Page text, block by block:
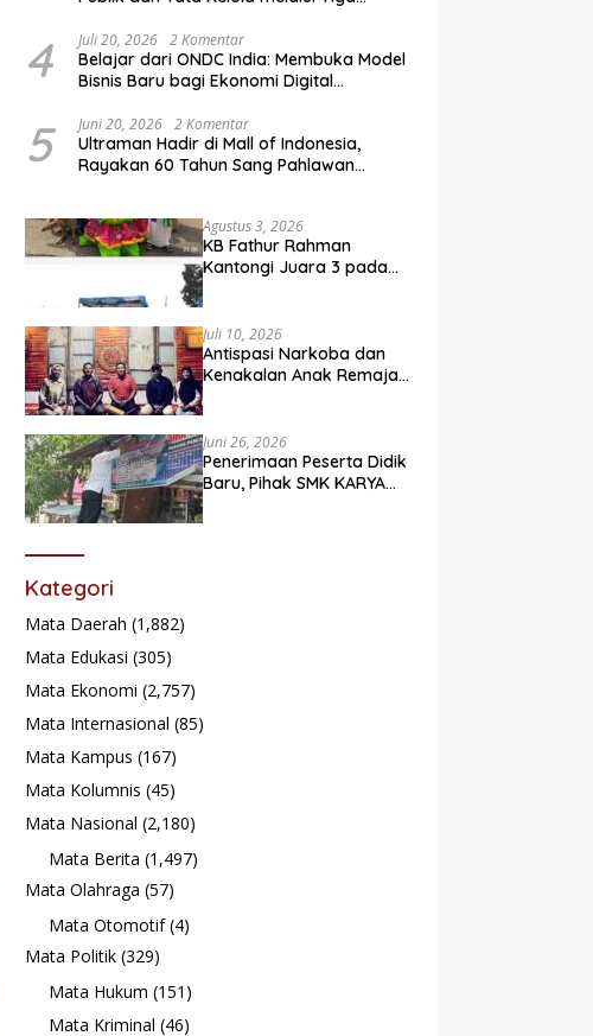
4 Juli 20, 2026 2 Komentar
Belajar dari ONDC India: Membuka Model
Bisnis Baru bagi Ekonomi Digital
5 Juni 20, 2026 2 Komentar
Ultraman Hadir di Mall of Indonesia,
Rayakan 60 Tahun Sang Pahlawan
Agustus 3, 2026
KB Fathur Rahman
Kantongi Juara 3 pada
Juli 10, 2026
Antispasi Narkoba dan
Kenakalan Anak Remaja,
Surau
Juni 26, 2026
Penerimaan Peserta Didik
Baru, Pihak SMK KARYA
Kategori
Mata Daerah (1,882)
Mata Edukasi (305)
Mata Ekonomi (2,757)
Mata Internasional (85)
Mata Kampus (167)
Mata Kolumnis (45)
Mata Nasional (2,180)
Mata Berita (1,497)
Mata Olahraga (57)
Mata Otomotif(4)
Mata Politik (329)
Mata Hukum (151)
Mata Kriminal (46)